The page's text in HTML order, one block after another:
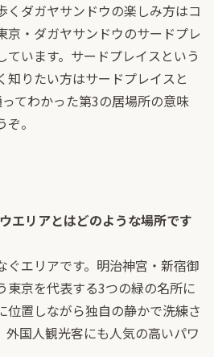
くダガヤサンドウの楽しみ方はコ
京・ダガヤサンドウのサードプレ
ています。サードプレイスという
知りたい方はサードプレイスと
てわかった第3の居場所の意味
。
エリアとはどのような場所です
ぐエリアです。明治神宮・新宿御
東京を代表する3つの緑の名所に
位置しながら独自の静かで洗練さ
外国人観光客にも人気の高いパワ